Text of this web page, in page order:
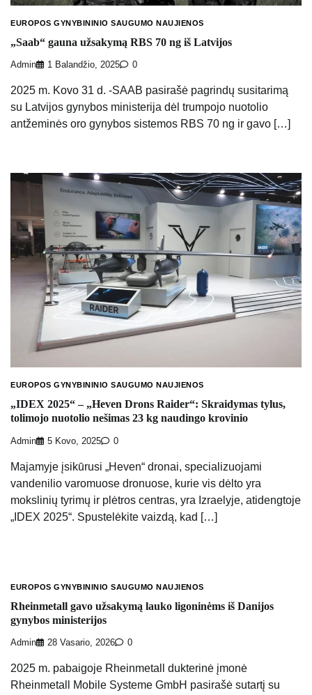
EUROPOS GYNYBININIO SAUGUMO NAUJIENOS
„Saab“ gauna užsakymą RBS 70 ng iš Latvijos
Admin 1 Balandžio, 2025 0
2025 m. Kovo 31 d. -SAAB pasirašė pagrindų susitarimą
su Latvijos gynybos ministerija dėl trumpojo nuotolio
antžeminės oro gynybos sistemos RBS 70 ng ir gavo […]
EUROPOS GYNYBININIO SAUGUMO NAUJIENOS
„IDEX 2025“ – „Heven Drons Raider“: Skraidymas tylus,
tolimojo nuotolio nešimas 23 kg naudingo krovinio
Admin 5 Kovo, 2025 0
Majamyje įsikūrusi „Heven“ dronai, specializuojami
vandenilio varomuose dronuose, kurie vis dėlto yra
mokslinių tyrimų ir plėtros centras, yra Izraelyje, atidengtoje
„IDEX 2025“. Spustelėkite vaizdą, kad […]
EUROPOS GYNYBININIO SAUGUMO NAUJIENOS
Rheinmetall gavo užsakymą lauko ligoninėms iš Danijos
gynybos ministerijos
Admin 28 Vasario, 2026 0
2025 m. pabaigoje Rheinmetall dukterinė įmonė
Rheinmetall Mobile Systeme GmbH pasirašė sutartį su